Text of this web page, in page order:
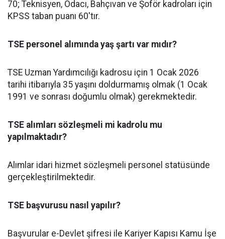
70; Teknisyen, Odacı, Bahçıvan ve Şoför kadroları için
KPSS taban puanı 60'tır.
TSE personel alımında yaş şartı var mıdır?
TSE Uzman Yardımcılığı kadrosu için 1 Ocak 2026
tarihi itibarıyla 35 yaşını doldurmamış olmak (1 Ocak
1991 ve sonrası doğumlu olmak) gerekmektedir.
TSE alımları sözleşmeli mi kadrolu mu
yapılmaktadır?
Alımlar idari hizmet sözleşmeli personel statüsünde
gerçekleştirilmektedir.
TSE başvurusu nasıl yapılır?
Başvurular e-Devlet şifresi ile Kariyer Kapısı Kamu İşe